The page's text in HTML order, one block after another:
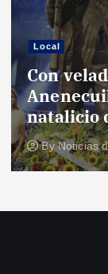
Local
Con
natalicio
ByNoticias